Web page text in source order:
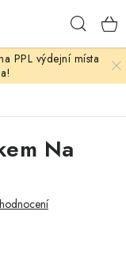
PPL výdejní místa
Na